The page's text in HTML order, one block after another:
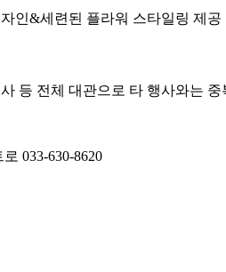
인&세련된 플라워 스타일링 제공
등 전체 대관으로 타 행사와는
033-630-8620